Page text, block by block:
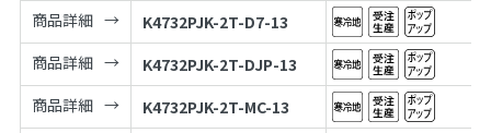
商品詳細
K4732PJK-2T-D7-13
商品詳細
K4732PJK-2T-DJP-13
商品詳細
K4732PJK-2T-MC-13